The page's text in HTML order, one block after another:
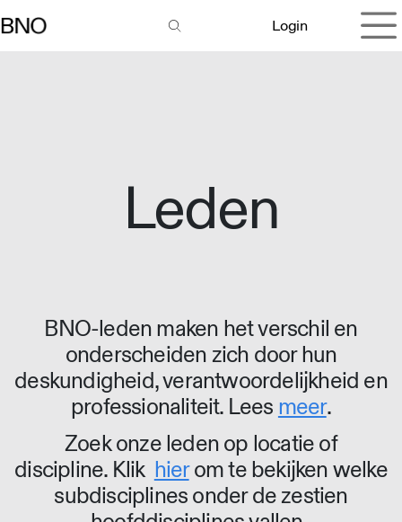
Login
Leden
BNO-leden maken het verschil en
onderscheiden zich door hun
deskundigheid, verantwoordelijkheid en
professionaliteit. Lees meer.
Zoek onze leden op locatie of
discipline. Klik hierom te bekijken welke
subdisciplines onder de zestien